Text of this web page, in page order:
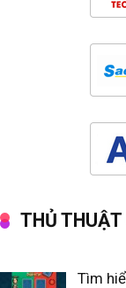
THỦ THUẬT
Tìm